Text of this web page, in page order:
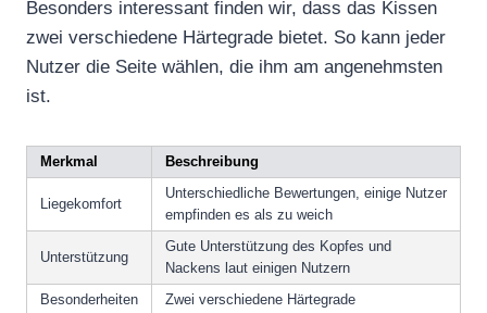
Besonders interessant finden wir, dass das Kissen
zwei verschiedene Härtegrade bietet. So kann jeder
Nutzer die Seite wählen, die ihm am angenehmsten
ist.
Merkmal Beschreibung
Liegekomfort
Unterschiedliche Bewertungen, einige Nutzer
empfinden es als zu weich
Unterstützung
Gute Unterstützung des Kopfes und
Nackens laut einigen Nutzern
Besonderheiten
Zwei verschiedene Härtegrade